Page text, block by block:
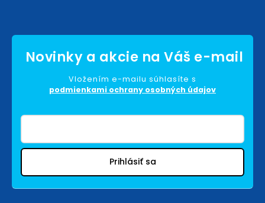
Vložením e-mailu súhlasíte s
podmienkami ochrany osobných údajov
Prihlásiť sa